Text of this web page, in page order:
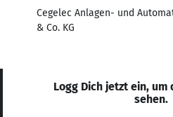
Cegelec Anlagen- und
& Co. KG
Logg Dich jetzt ein, um
sehen.